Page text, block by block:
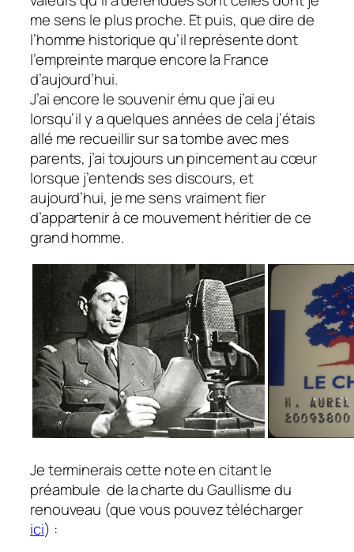
me sens le plus proche. Et puis, que dire de
l’homme historique qu’il représente dont
l’empreinte marque encore la France
d’aujourd’hui.
J’ai encore le souvenir ému que j’ai eu
lorsqu’il y a quelques années de cela j’étais
allé me recueillir sur sa tombe avec mes
parents, j’ai toujours un pincement au cœur
lorsque j’entends ses discours, et
aujourd’hui, je me sens vraiment fier
d’appartenir à ce mouvement héritier de ce
grand homme.
Je terminerais cette note en citant le
préambule de la charte du Gaullisme du
renouveau (que vous pouvez télécharger
ici) :